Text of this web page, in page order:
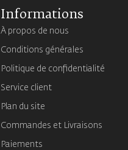
Informations
À propos de nous
Conditions générales
Politique de confidentialité
Service client
Plan du site
Commandes et Livraisons
Paiements